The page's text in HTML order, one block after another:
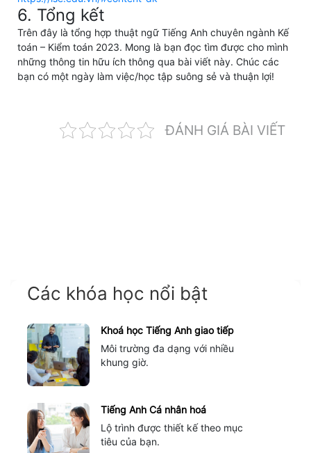
6. Tổng kết
Trên đây là tổng hợp thuật ngữ Tiếng Anh chuyên ngành Kế
toán – Kiểm toán 2023. Mong là bạn đọc tìm được cho mình
những thông tin hữu ích thông qua bài viết này. Chúc các
bạn có một ngày làm việc/học tập suông sẻ và thuận lợi!
ĐÁNH GIÁ BÀI VIẾT
Các khóa học nổi bật
Khoá học Tiếng Anh giao tiếp
Môi trường đa dạng với nhiều
khung giờ.
Tiếng Anh Cá nhân hoá
Lộ trình được thiết kế theo mục
tiêu của bạn.